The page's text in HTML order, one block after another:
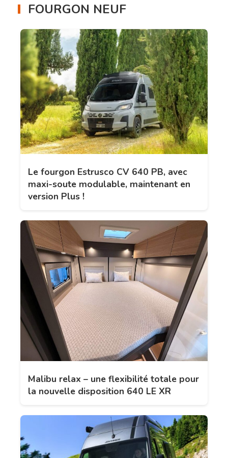
FOURGON NEUF
Le fourgon Estrusco CV 640 PB, avec
maxi-soute modulable, maintenant en
version Plus !
Malibu relax – une flexibilité totale pour
la nouvelle disposition 640 LE XR